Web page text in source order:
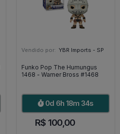
Vendido por: YBR Imports - SP
Funko Pop The Humungus
1468 - Warner Bross #1468
0d 6h 18m 32s
R$ 100,00